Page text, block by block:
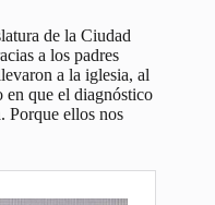
de la Ciudad
a los padres
a la iglesia, al
en que el diagnóstico
Porque ellos nos